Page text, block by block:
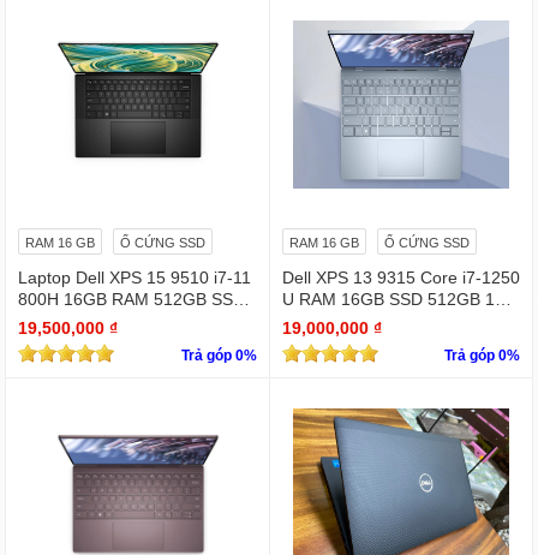
RAM 16 GB Ổ CỨNG SSD
Laptop Dell XPS 15 9510 i7-11
800H 16GB RAM 512GB SSD
RTX 3050 15.6 inches 4K Touc
hscreen
19,500,000 ₫
Trả góp 0%
RAM 16 GB Ổ CỨNG SSD
Dell XPS 13 9315 Core i7-1250
U RAM 16GB SSD 512GB 13.
4" 4K Touchscreen
19,000,000 ₫
Trả góp 0%